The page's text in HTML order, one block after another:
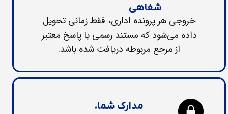
خروجی هر پرونده اداری، فقط زمانی تحویل
داده می‌شود که مستند رسمی یا پاسخ معتبر
از مرجع مربوطه دریافت شده باشد.​​​​​​​
شفاهی​​​​​​​
مدارک شما،